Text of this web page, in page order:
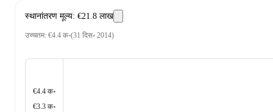
स्थानांतरण मूल्य: €21.8 लाख
उच्चतम: €4.4 क॰(31 दिस॰ 2014)
€4.4 क॰
€3.3 क॰